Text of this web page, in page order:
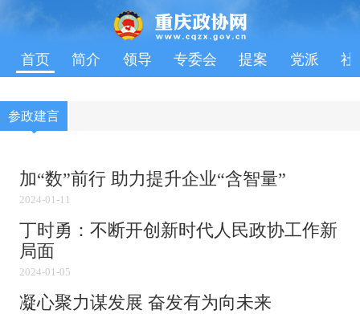
首页 简介 领导 专委会 提案 党派 社
参政建言
加“数”前行 助力提升企业“含智量”
2024-01-11
丁时勇：不断开创新时代人民政协工作新
局面
2024-01-05
凝心聚力谋发展 奋发有为向未来